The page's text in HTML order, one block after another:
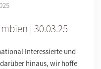
| 30.03.25
Interessierte und
hinaus, wir hoffe